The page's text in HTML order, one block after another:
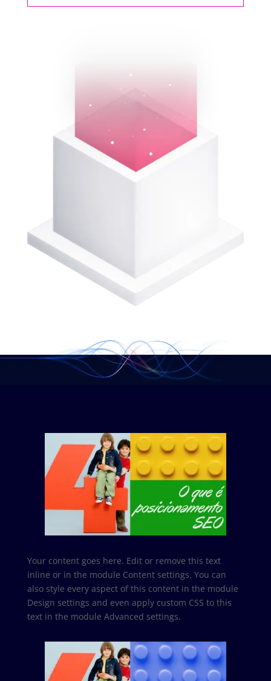
Your content goes here. Edit or remove this text
inline or in the module Content settings. You can
also style every aspect of this content in the module
Design settings and even apply custom CSS to this
text in the module Advanced settings.